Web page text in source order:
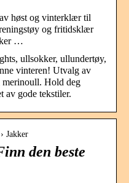
høst og vinterklær til
og fritidsklær
…
ullsokker, ullundertøy,
vinteren! Utvalg av
merinoull. Hold deg
av gode tekstiler.
Jakker
den beste